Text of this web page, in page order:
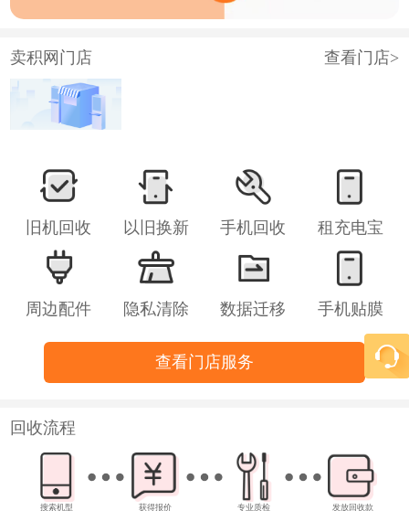
卖积网门店 查看门店>
旧机回收 以旧换新 手机回收 租充电宝
周边配件 隐私清除 数据迁移 手机贴膜
查看门店服务
回收流程
搜索机型 获得报价 专业质检 发放回收款